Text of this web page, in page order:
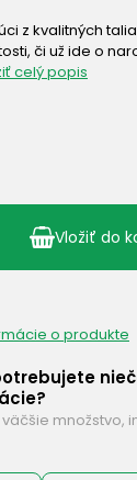
z kvalitných
či už ide o
celý popis
Vložiť do
o produkte
množstvo,